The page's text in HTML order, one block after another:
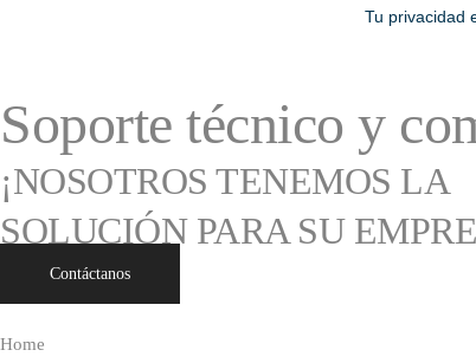
Tu privacidad
Soporte técnico y
¡NOSOTROS TENEMOS LA
SOLUCIÓN PARA SU
Contáctanos
Home